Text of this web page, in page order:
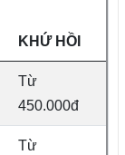
KHỨ HỒI
Từ
450.000đ
Từ